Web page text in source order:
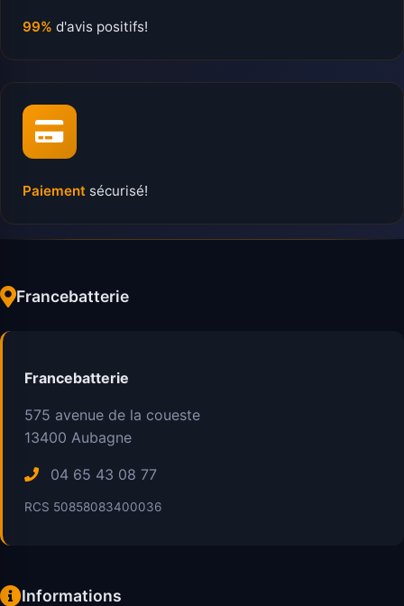
99% d'avis positifs!
Paiement sécurisé!
Francebatterie
Francebatterie
575 avenue de la coueste
13400 Aubagne
04 65 43 08 77
RCS 50858083400036
Informations